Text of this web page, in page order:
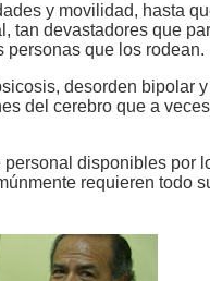
y movilidad, hasta
tan devastadores que
personas que los rodean.
desorden bipolar
del cerebro que a
disponibles por
requieren todo